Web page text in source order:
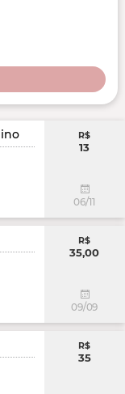
R$
13
06/11
R$
35,00
09/09
R$
35